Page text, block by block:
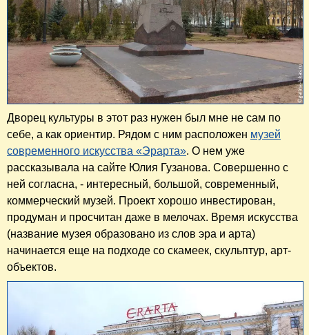
Дворец культуры в этот раз нужен был мне не сам по
себе, а как ориентир. Рядом с ним расположен музей
современного искусства «Эрарта». О нем уже
рассказывала на сайте Юлия Гузанова. Совершенно с
ней согласна, - интересный, большой, современный,
коммерческий музей. Проект хорошо инвестирован,
продуман и просчитан даже в мелочах. Время искусства
(название музея образовано из слов эра и арта)
начинается еще на подходе со скамеек, скульптур, арт-
объектов.